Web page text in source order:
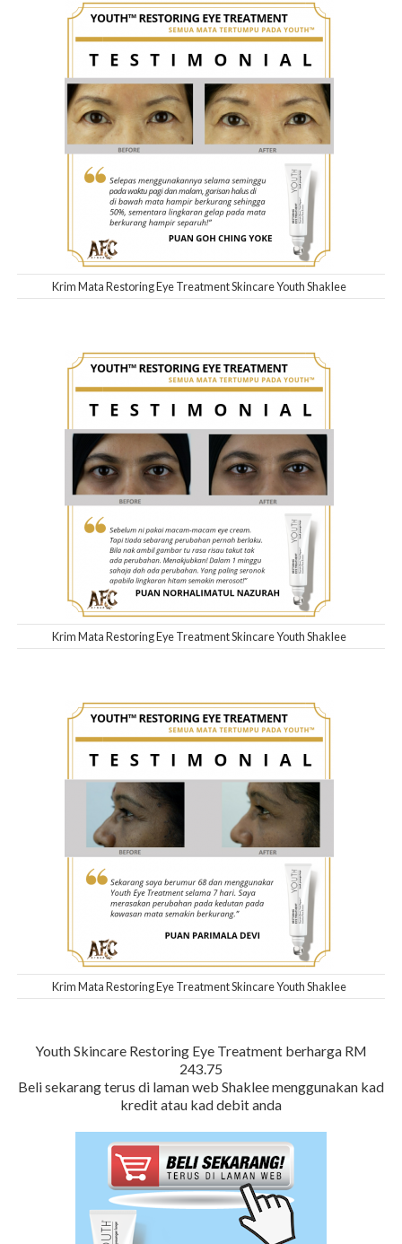
Krim Mata Restoring Eye Treatment Skincare Youth Shaklee
Krim Mata Restoring Eye Treatment Skincare Youth Shaklee
Krim Mata Restoring Eye Treatment Skincare Youth Shaklee
Youth Skincare Restoring Eye Treatment berharga RM
243.75
Beli sekarang terus di laman web Shaklee menggunakan kad
kredit atau kad debit anda